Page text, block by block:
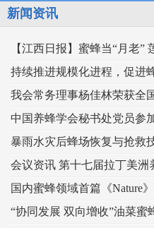
新闻资讯
【江西日报】蜜蜂当“月老”
我会常务理事杨佳林荣获全
中国养蜂学会秘书处党员参
暴雨水灾后蜂场恢复与抢救
会议资讯 第十七届拉丁美